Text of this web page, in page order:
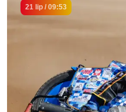
21 lip / 09:53